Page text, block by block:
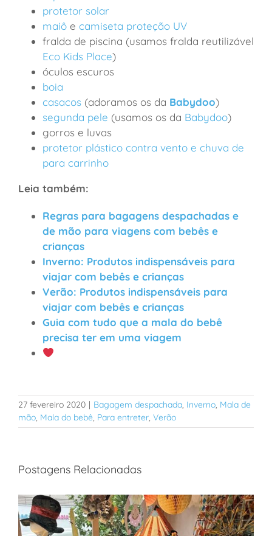
protetor solar
maiôe camiseta proteção UV
fralda de piscina (usamos fralda reutilizável
Eco Kids Place)
óculos escuros
boia
casacos(adoramos os da Babydoo)
segunda pele (usamos os da Babydoo)
gorros e luvas
protetor plástico contra vento e chuva de
para carrinho
Leia também:
Regras para bagagens despachadas e
de mão para viagens com bebês e
crianças
Inverno: Produtos indispensáveis para
viajar com bebês e crianças
Verão: Produtos indispensáveis para
viajar com bebês e crianças
Guia com tudo que a mala do bebê
precisa ter em uma viagem
27 fevereiro 2020 | Bagagem despachada, Inverno, Mala de
mão, Mala do bebê, Para entreter, Verão
Postagens Relacionadas